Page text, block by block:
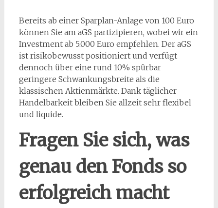
Bereits ab einer Sparplan-Anlage von 100 Euro
können Sie am aGS partizipieren, wobei wir ein
Investment ab 5.000 Euro empfehlen. Der aGS
ist risikobewusst positioniert und verfügt
dennoch über eine rund 10% spürbar
geringere Schwankungsbreite als die
klassischen Aktienmärkte. Dank täglicher
Handelbarkeit bleiben Sie allzeit sehr flexibel
und liquide.
Fragen Sie sich, was
genau den Fonds so
erfolgreich macht